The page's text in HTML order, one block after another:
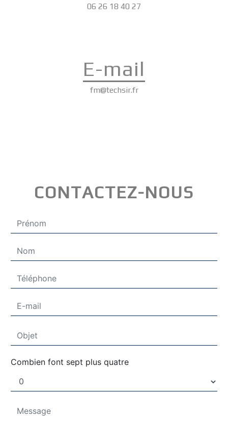
06 26 18 40 27
E-mail
fm@techsir.fr
CONTACTEZ-NOUS
Combien font sept plus quatre